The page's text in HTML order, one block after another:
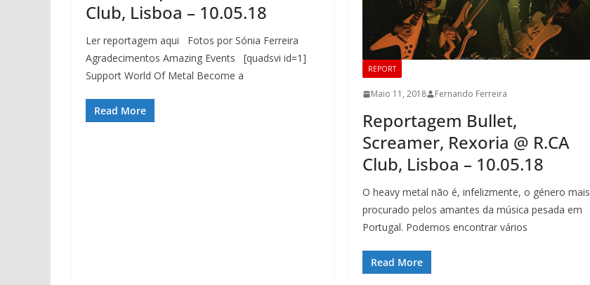
Club, Lisboa – 10.05.18
Ler reportagem aqui Fotos por Sónia Ferreira
Agradecimentos Amazing Events [quadsvi id=1]
Support World Of Metal Become a
Read More
REPORT
Maio 11, 2018 Fernando Ferreira
Reportagem Bullet,
Screamer, Rexoria @ R.CA
Club, Lisboa – 10.05.18
O heavy metal não é, infelizmente, o género mais
procurado pelos amantes da música pesada em
Portugal. Podemos encontrar vários
Read More